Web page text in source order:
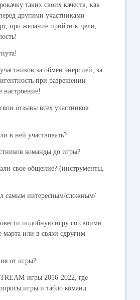
таких своих качеств, как
другими участниками
про желание прийти к цели,
за обмен энергией, за
при разрешении
настроение!
отзывы всех участников
в ней участвовать?
команды до игры?
свое общение? (инструменты,
самым интересным/сложным/
подобную игру со своими
марта или в связи сдругим
от игры?
игры 2016-2022, где
игры и табло команд